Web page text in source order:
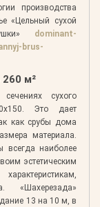
производства
«Цельный сухой
dominant-
brus-
м²
сухого
Это дает
как срубы дома
материала.
всегда наиболее
эстетическим
«Шахерезада»
13 на 10 м, в